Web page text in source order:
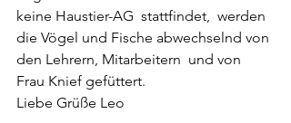
keine Haustier-AG  stattfindet,  werden
die Vögel und Fische abwechselnd von
den Lehrern, Mitarbeitern  und von
Frau Knief gefüttert.
Liebe Grüße Leo